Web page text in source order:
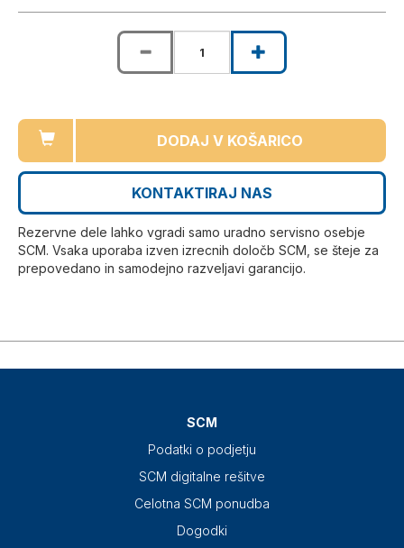
DODAJ V KOŠARICO
KONTAKTIRAJ NAS
Rezervne dele lahko vgradi samo uradno servisno osebje
SCM. Vsaka uporaba izven izrecnih določb SCM, se šteje za
prepovedano in samodejno razveljavi garancijo.
SCM
Podatki o podjetju
SCM digitalne rešitve
Celotna SCM ponudba
Dogodki